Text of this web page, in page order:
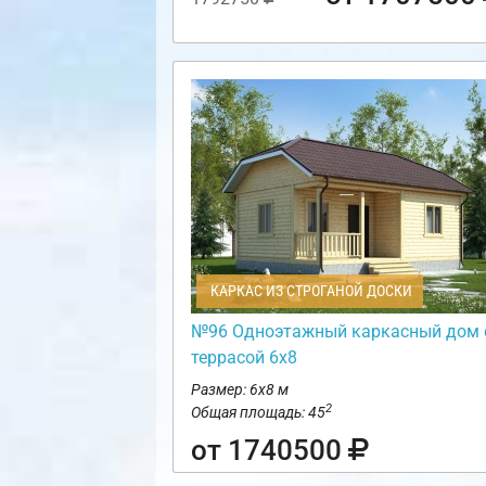
КАРКАС ИЗ СТРОГАНОЙ ДОСКИ
№96 Одноэтажный каркасный дом
террасой 6х8
Размер: 6х8 м
Общая площадь: 452
от 1740500